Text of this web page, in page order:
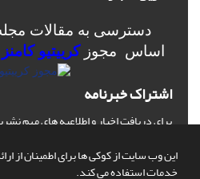
این وب سایت از کوکی ها برای اطمینان از
خدمات استفاده می کند.
دسترسی به مقالات
اساس مجوزکرییتیو کامنز
اشتراک خبرنامه
برای دریافت اخبار و اطلاعیه های مهم